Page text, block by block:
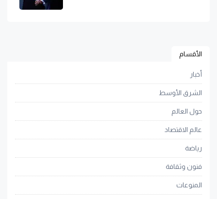
الأقسام
أخبار
الشرق الأوسط
حول العالم
عالم الاقتصاد
رياضة
فنون وثقافة
المنوعات